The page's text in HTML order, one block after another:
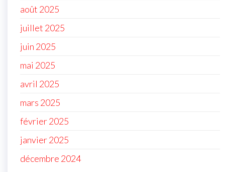
août 2025
juillet 2025
juin 2025
mai 2025
avril 2025
mars 2025
février 2025
janvier 2025
décembre 2024